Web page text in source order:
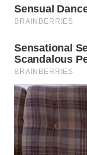
SUKABUMI
PURWAKARTA
PRIANGAN
TIMUR
WN
SEMARANG